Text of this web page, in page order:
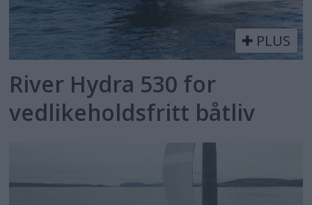
PLUS
River Hydra 530 for
vedlikeholdsfritt båtliv